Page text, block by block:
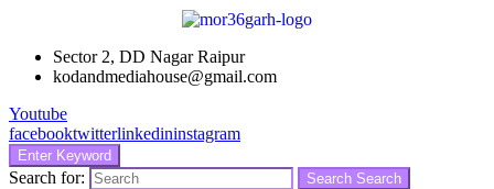
Sector 2, DD Nagar Raipur
kodandmediahouse@gmail.com
Youtube
facebooktwitterlinkedininstagram
Enter Keyword
Search for: Search Search